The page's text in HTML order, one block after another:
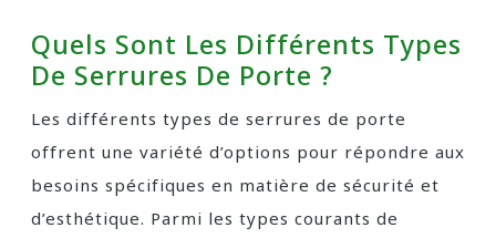
Quels Sont Les Différents Types
De Serrures De Porte ?
Les différents types de serrures de porte
offrent une variété d’options pour répondre aux
besoins spécifiques en matière de sécurité et
d’esthétique. Parmi les types courants de